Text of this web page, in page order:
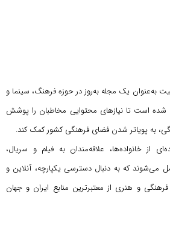
به‌عنوان یک مجله به‌روز در حوزه فرهنگ، سینما و
شده است تا نیازهای محتوایی مخاطبان را پوشش
به پویاتر شدن فضای فرهنگی کشور کمک کند.
از خانواده‌ها، علاقه‌مندان به فیلم و سریال،
می‌شوند که به دنبال دسترسی یکپارچه، آنلاین و
فرهنگی و هنری از معتبرترین منابع ایران و جهان